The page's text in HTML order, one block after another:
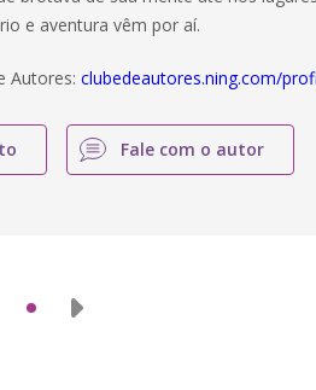
e aventura vêm por aí.
Autores:clubedeautores.ning.com/
Fale com o autor